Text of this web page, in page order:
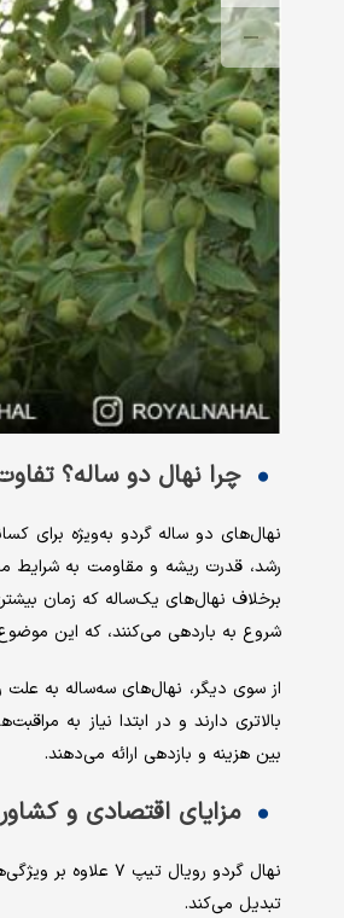
چرا نهال دو ساله؟
نهال‌های دو ساله گردو به‌ویژه برای
رشد، قدرت ریشه و مقاومت به شرایط
شروع به باردهی می‌کنند، که این
از سوی دیگر، نهال‌های سه‌ساله به علت
بالاتری دارند و در ابتدا نیاز به
بین هزینه و بازدهی ارائه می‌دهند.
مزایای اقتصادی و
نهال گردو رویال
تبدیل می‌کند.